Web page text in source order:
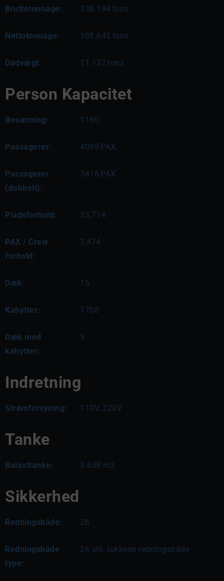
Bruttotonnage: 138.194 tons
Nettotonnage: 108.645 tons
Dødvægt: 11.132 tons
Person Kapacitet
Besætning: 1180
Passagerer: 4099 PAX
Passagerer
(dobbelt):
3416 PAX
Pladsforhold: 33,714
PAX / Crew
forhold:
3,474
Dæk: 15
Kahytter: 1708
Dæk med
kahytter:
9
Indretning
Strømforsyning: 110V, 220V
Tanke
Balasttanke: 3.808 m3
Sikkerhed
Redningsbåde: 26
Redningsbåde
type:
26 stk. lukkede redningsbåde